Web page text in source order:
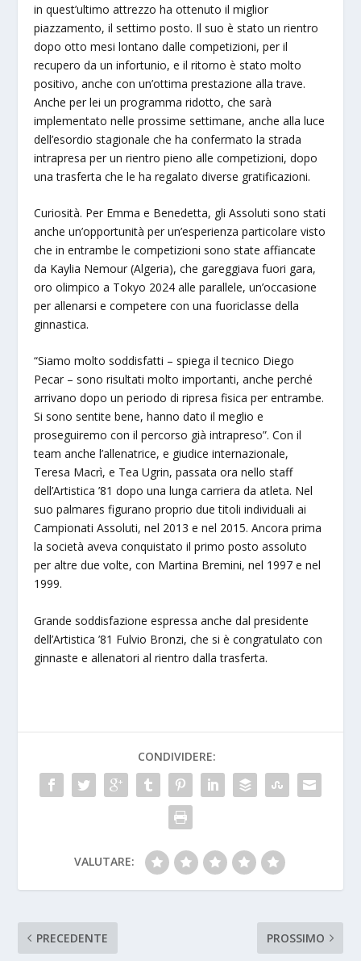
in quest’ultimo attrezzo ha ottenuto il miglior
piazzamento, il settimo posto. Il suo è stato un rientro
dopo otto mesi lontano dalle competizioni, per il
recupero da un infortunio, e il ritorno è stato molto
positivo, anche con un’ottima prestazione alla trave.
Anche per lei un programma ridotto, che sarà
implementato nelle prossime settimane, anche alla luce
dell’esordio stagionale che ha confermato la strada
intrapresa per un rientro pieno alle competizioni, dopo
una trasferta che le ha regalato diverse gratificazioni.
Curiosità. Per Emma e Benedetta, gli Assoluti sono stati
anche un’opportunità per un’esperienza particolare visto
che in entrambe le competizioni sono state affiancate
da Kaylia Nemour (Algeria), che gareggiava fuori gara,
oro olimpico a Tokyo 2024 alle parallele, un’occasione
per allenarsi e competere con una fuoriclasse della
ginnastica.
“Siamo molto soddisfatti – spiega il tecnico Diego
Pecar – sono risultati molto importanti, anche perché
arrivano dopo un periodo di ripresa fisica per entrambe.
Si sono sentite bene, hanno dato il meglio e
proseguiremo con il percorso già intrapreso”. Con il
team anche l’allenatrice, e giudice internazionale,
Teresa Macrì, e Tea Ugrin, passata ora nello staff
dell’Artistica ’81 dopo una lunga carriera da atleta. Nel
suo palmares figurano proprio due titoli individuali ai
Campionati Assoluti, nel 2013 e nel 2015. Ancora prima
la società aveva conquistato il primo posto assoluto
per altre due volte, con Martina Bremini, nel 1997 e nel
1999.
Grande soddisfazione espressa anche dal presidente
dell’Artistica ’81 Fulvio Bronzi, che si è congratulato con
ginnaste e allenatori al rientro dalla trasferta.
CONDIVIDERE:
VALUTARE:
PRECEDENTE PROSSIMO